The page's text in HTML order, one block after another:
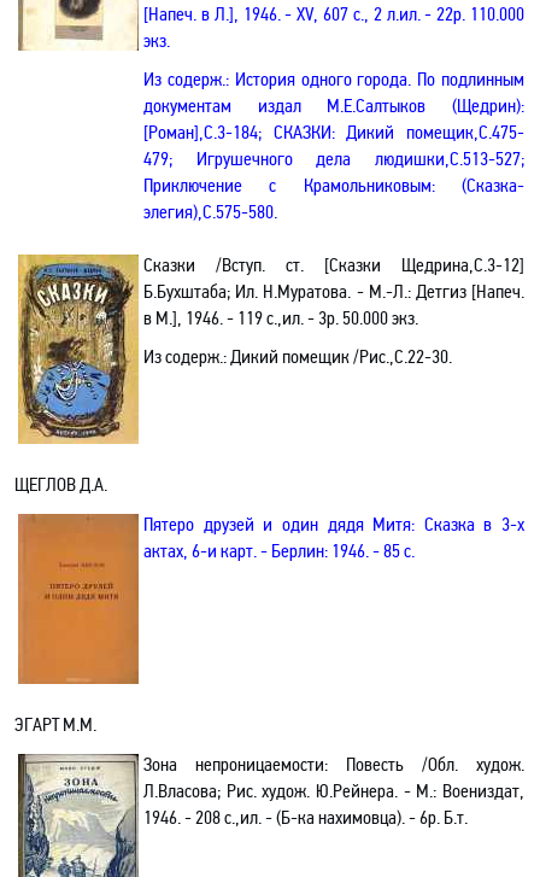
[Напеч. в Л.], 1946.- XV, 607 с., 2 л.ил. - 22р. 110.000
экз.
Из содерж.:История одного города. По подлинным
документам издал М.Е.Салтыков (Щедрин):
[Роман],С.3-184; СКАЗКИ: Дикий помещик,С.475-
479; Игрушечного дела людишки,С.513-527;
Приключение с Крамольниковым: (Сказка-
элегия),С.575-580.
Сказки /Вступ. ст. [Сказки Щедрина,С.3-12]
Б.Бухштаба; Ил. Н.Муратова. - М.-Л.: Детгиз [Напеч.
в М.], 1946. - 119 с.,ил. - 3р. 50.000 экз.
Из содерж.: Дикий помещик /Рис.,С.22-30.
ЩЕГЛОВ Д.А.
Пятеро друзей и один дядя Митя: Сказка в 3-х
актах, 6-и карт. - Берлин: 1946. - 85 с.
ЭГАРТ М.М.
Зона непроницаемости: Повесть /Обл. худож.
Л.Власова; Рис. худож. Ю.Рейнера. - М.: Воениздат,
1946. - 208 с.,ил. - (Б-ка нахимовца). - 6р. Б.т.